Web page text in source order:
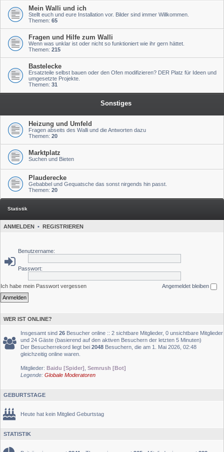
Mein Walli und ich
Stellt euch und eure Installation vor. Bilder sind immer Willkommen.
Themen: 65
Fragen und Hilfe zum Walli
Wenn was unklar ist oder nicht so funktioniert wie ihr gern hättet.
Themen: 215
Bastelecke
Ersatzteile selbst bauen oder den Ofen modifizieren? DER Platz für Ideen und
umgesetzte Projekte.
Themen: 31
Sonstiges
Heizung und Umfeld
Fragen abseits des Walli und die Antworten dazu
Themen: 20
Marktplatz
Suchen und Bieten
Plauderecke
Gebabbel und Gequatsche das sonst nirgends hin passt.
Themen: 20
Statistik
ANMELDEN • REGISTRIEREN
Benutzername:
Passwort:
Ich habe mein Passwort vergessen Angemeldet bleiben
WER IST ONLINE?
Insgesamt sind 26 Besucher online :: 2 sichtbare Mitglieder, 0 unsichtbare Mitglieder
und 24 Gäste (basierend auf den aktiven Besuchern der letzten 5 Minuten)
Der Besucherrekord liegt bei 2048 Besuchern, die am 1. Mai 2026, 02:48
gleichzeitig online waren.
Mitglieder: Baidu [Spider] Semrush [Bot]
Legende: Globale Moderatoren
GEBURTSTAGE
Heute hat kein Mitglied Geburtstag
STATISTIK